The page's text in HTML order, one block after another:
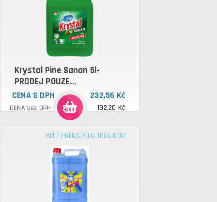
Krystal Pine Sanan 5l-
PRODEJ POUZE...
CENA S DPH 232,56 Kč
CENA bez DPH 192,20 Kč
KÓD PRODUKTU 10653,00